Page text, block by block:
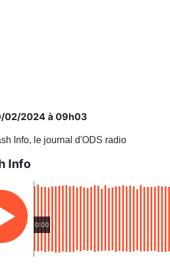
02/2024 à 09h03
Info, le journal d'ODS radio
Info
0:00